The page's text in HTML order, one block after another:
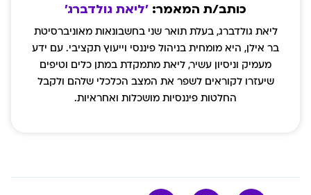
'ליאת גולדברג'
ליאת גולדברג, בעלת תואר שני בחשבונאות מאוניברסיטת
בר אילן, היא מומחית בניהול פיננסי וייעוץ תקציבי. עם ידע
מעמיק וניסיון עשיר, ליאת מתמקדת במתן כלים וטיפים
שיעזרו לקוראים לשפר את המצב הכלכלי שלהם ולקבל
החלטות פיננסיות מושכלות ואחראיות.